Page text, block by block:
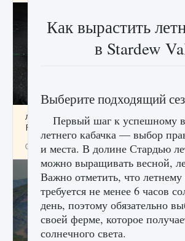
лицензии, лиги, команды и стадионы в
FC 25
9 августа 2024 2 395 0
Как вырастить
в Stardew
Выберите подходящий
Первый шаг к успешному
летнего кабачка — выбор
и места. В долине Стардью
можно выращивать весной,
Важно отметить, что летнему
требуется не менее 6 часов
день, поэтому обязательно
своей ферме, которое
солнечного света.